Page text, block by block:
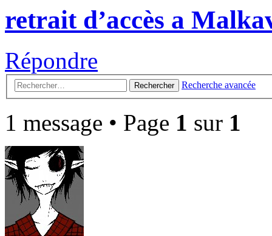
retrait d’accès a
Répondre
Rechercher Recherche avancée
1 message • Page 1 sur 1